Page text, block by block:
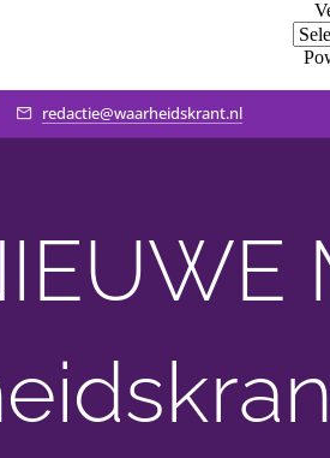
redactie@waarheidskrant.nl